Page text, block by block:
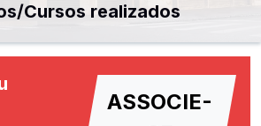
Cursos realizados
ASSOCIE-